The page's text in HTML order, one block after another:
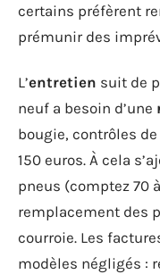
certains préfèrent
prémunir des
L’entretien suit de
neuf a besoin d’une
bougie, contrôles
150 euros. À cela
pneus (comptez 70
remplacement des
courroie. Les
modèles négligés :